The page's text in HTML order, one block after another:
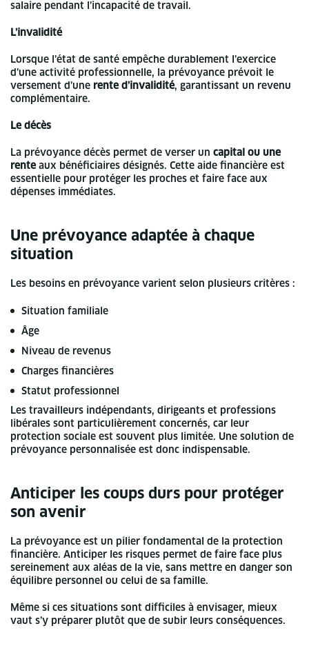
salaire pendant l’incapacité de travail.
L’invalidité
Lorsque l’état de santé empêche durablement l’exercice
d’une activité professionnelle, la prévoyance prévoit le
versement d’une rente d’invalidité, garantissant un revenu
complémentaire.
Le décès
La prévoyance décès permet de verser un capital ou une
renteaux bénéficiaires désignés. Cette aide financière est
essentielle pour protéger les proches et faire face aux
dépenses immédiates.
Une prévoyance adaptée à chaque
situation
Les besoins en prévoyance varient selon plusieurs critères :
Situation familiale
Âge
Niveau de revenus
Charges financières
Statut professionnel
Les travailleurs indépendants, dirigeants et professions
libérales sont particulièrement concernés, car leur
protection sociale est souvent plus limitée. Une solution de
prévoyance personnalisée est donc indispensable.
Anticiper les coups durs pour protéger
son avenir
La prévoyance est un pilier fondamental de la protection
financière. Anticiper les risques permet de faire face plus
sereinement aux aléas de la vie, sans mettre en danger son
équilibre personnel ou celui de sa famille.
Même si ces situations sont difficiles à envisager, mieux
vaut s’y préparer plutôt que de subir leurs conséquences.